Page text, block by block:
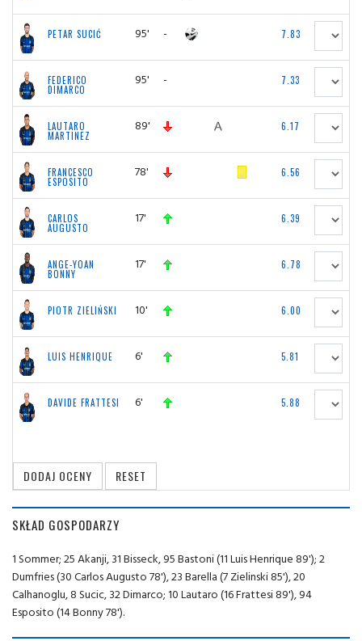
PETAR SUCIĆ 95' - 7.83
FEDERICO
DIMARCO
95' - 7.33
LAUTARO
MARTINEZ
89' 6.17
FRANCESCO
ESPOSITO
78' 6.56
CARLOS
AUGUSTO
17' 6.39
ANGE-YOAN
BONNY
17' 6.78
PIOTR ZIELIŃSKI 10' 6.00
LUIS HENRIQUE 6' 5.81
DAVIDE FRATTESI 6' 5.88
SKŁAD GOSPODARZY
1 Sommer; 25 Akanji, 31 Bisseck, 95 Bastoni (11 Luis Henrique 89'); 2
Dumfries (30 Carlos Augusto 78'), 23 Barella (7 Zielinski 85'), 20
Calhanoglu, 8 Sucic, 32 Dimarco; 10 Lautaro (16 Frattesi 89'), 94
Esposito (14 Bonny 78').